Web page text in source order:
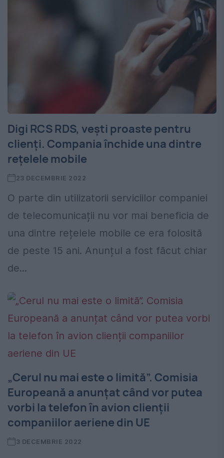
Digi RCS RDS, vești proaste pentru
clienți. Compania închide una dintre
rețelele mobile
23 DECEMBRIE 2022
O parte din utilizatorii serviciilor companiei
de telecomunicații nu vor mai beneficia de
una dintre rețelele mobile ce era folosită
de peste 15 ani. Anunțul a fost făcut chiar
de...
„Cerul nu mai este o limită”. Comisia
Europeană a anunțat când vor putea
vorbi la telefon în avion clienții
companiilor aeriene din UE
3 DECEMBRIE 2022